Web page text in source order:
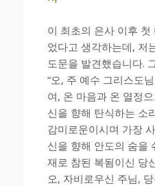
이 최초의 은사 이후
었다고 생각하는데, 저
도문을 발견했습니다.
“오, 주 예수 그리스도
여, 온 마음과 온 열정
신을 향해 탄식하는 소
감미로운이시며 가장
신을 향해 안도의 숨을
재로 참된 복됨이신 당
오, 자비로우신 주님,